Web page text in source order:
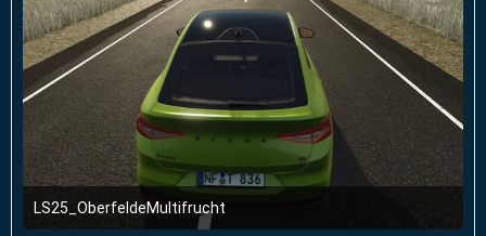
LS25_OberfeldeMultifrucht
2. Januar 2026 um 23:51